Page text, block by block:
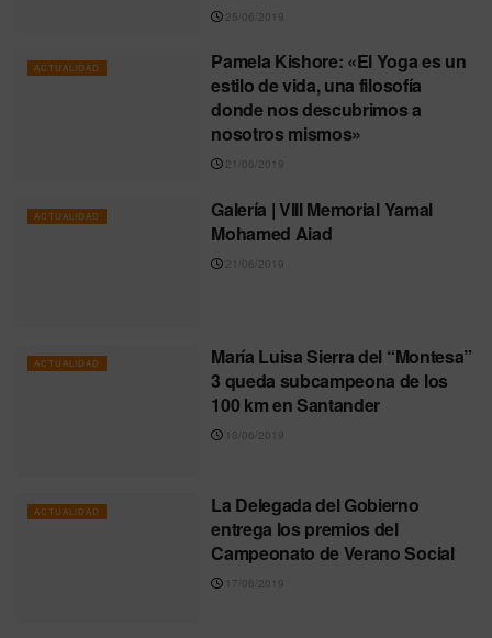
25/06/2019
ACTUALIDAD
Pamela Kishore: «El Yoga es un
estilo de vida, una filosofía
donde nos descubrimos a
nosotros mismos»
21/06/2019
ACTUALIDAD
Galería | VIII Memorial Yamal
Mohamed Aiad
21/06/2019
ACTUALIDAD
María Luisa Sierra del “Montesa”
3 queda subcampeona de los
100 km en Santander
18/06/2019
ACTUALIDAD
La Delegada del Gobierno
entrega los premios del
Campeonato de Verano Social
17/06/2019